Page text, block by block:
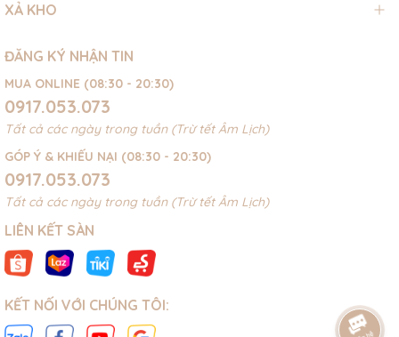
XẢ KHO
ĐĂNG KÝ NHẬN TIN
MUA ONLINE (08:30 - 20:30)
0917.053.073
Tất cả các ngày trong tuần (Trừ tết Âm Lịch)
GÓP Ý & KHIẾU NẠI (08:30 - 20:30)
0917.053.073
Tất cả các ngày trong tuần (Trừ tết Âm Lịch)
LIÊN KẾT SÀN
KẾT NỐI VỚI CHÚNG TÔI: